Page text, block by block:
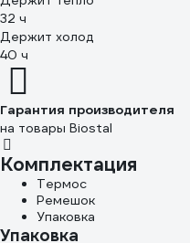
32 ч
Держит холод
40 ч
Гарантия производителя
на товары Biostal
Комплектация
Термос
Ремешок
Упаковка
Упаковка